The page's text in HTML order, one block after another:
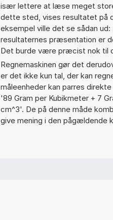
især lettere at læse meget
dette sted, vises resultatet på
eksempel ville det se sådan
resultaternes præsentation er
Det burde være præcist nok til
Regnemaskinen gør det
er det ikke kun tal, der kan
måleenheder kan parres
'89 Gram per Kubikmeter + 7
cm^3'. De på denne måde
give mening i den pågældende